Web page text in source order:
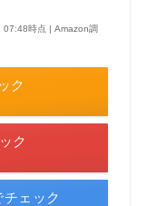
07:48時点 | Amazon調
ク
ク
ェック